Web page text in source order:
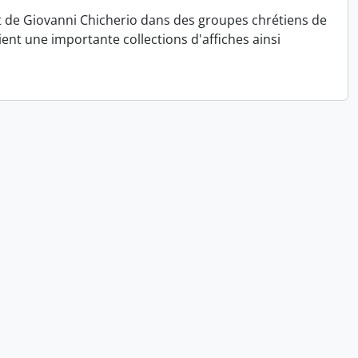
Giovanni Chicherio dans des groupes chrétiens de
une importante collections d'affiches ainsi